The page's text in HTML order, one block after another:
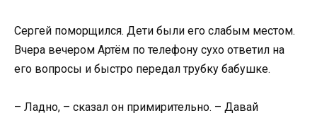
Сергей поморщился. Дети были его слабым местом.
Вчера вечером Артём по телефону сухо ответил на
его вопросы и быстро передал трубку бабушке.
– Ладно, – сказал он примирительно. – Давай